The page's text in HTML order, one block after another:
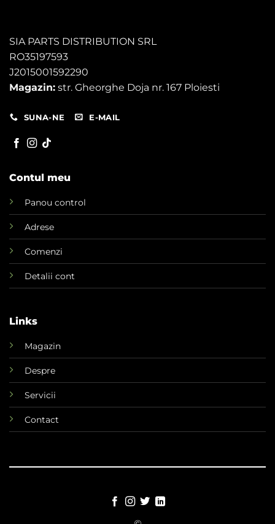
SIA PARTS DISTRIBUTION SRL
RO35197593
J2015001592290
Magazin: str. Gheorghe Doja nr. 167 Ploiesti
SUNA-NE E-MAIL
Contul meu
Panou control
Adrese
Comenzi
Detalii cont
Links
Magazin
Despre
Servicii
Contact